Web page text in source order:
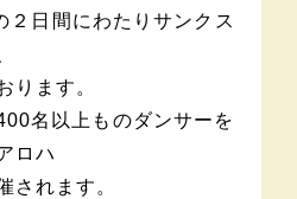
２日間にわたりサンクス
ります。
名以上ものダンサーを
ロハ
されます。